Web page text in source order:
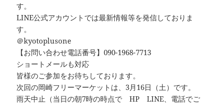
す。
LINE公式アカウントでは最新情報等を発信しておりま
す。
＠kyotoplusone
【お問い合わせ電話番号】090-1968-7713
ショートメールも対応
皆様のご参加をお待ちしております。
次回の岡崎フリーマーケットは、3月16日（土）です。
雨天中止（当日の朝7時の時点で HP LINE、電話でご